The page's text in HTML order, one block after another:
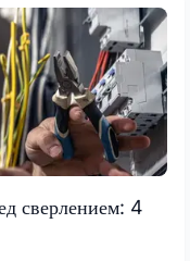
сверлением: 4